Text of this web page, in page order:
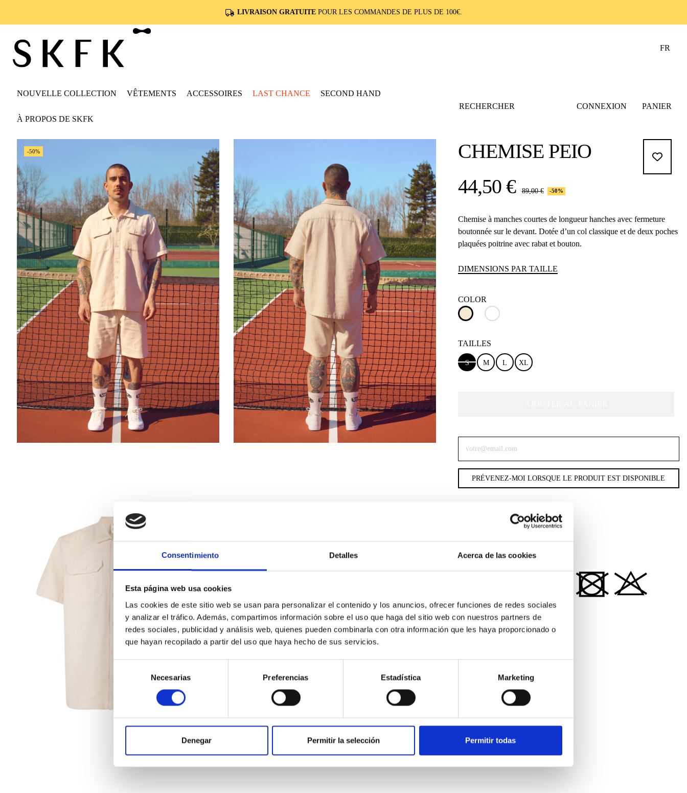
Consentimiento Detalles Acerca de las cookies
Esta página web usa cookies
Las cookies de este sitio web se usan para personalizar el contenido y los anuncios, ofrecer funciones de redes sociales
y analizar el tráfico. Además, compartimos información sobre el uso que haga del sitio web con nuestros partners de
redes sociales, publicidad y análisis web, quienes pueden combinarla con otra información que les haya proporcionado o
que hayan recopilado a partir del uso que haya hecho de sus servicios.
de
consentimiento
Necesarias Preferencias Estadística Marketing
Denegar Permitir la selección Permitir todas
LIVRAISON GRATUITEPOUR LES COMMANDES DE PLUS DE 100€.
FR
NOUVELLE COLLECTION VÊTEMENTS ACCESSOIRES LAST CHANCE SECOND HAND
À PROPOS DE SKFK
RECHERCHER CONNEXION PANIER
-50%
CHEMISE PEIO
44,50 €
89,00 € -50%
Chemise à manches courtes de longueur hanches avec fermeture
boutonnée sur le devant. Dotée d’un col classique et de deux poches
plaquées poitrine avec rabat et bouton.
DIMENSIONS PAR TAILLE
COLOR
TAILLES
S M L XL
EXPÉDITION & RETOURS
45% COTON BIO